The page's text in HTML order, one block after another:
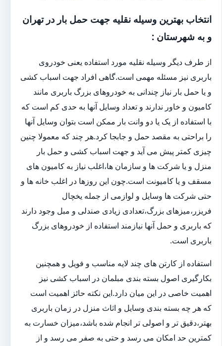
انتخاب بهترین وسیله نقلیه جهت حمل بار در تهران
و به شهرستان :
از طرف دیگر وسیله نقلیه مورد استفاده یعنی خودروی
باربری نیز مسئله مهمی است.گاهی افراد جهت اسباب کشی
و یا حمل بار نیاز چندانی به خودروهای بزرگ باربری مانند
کامیون و خاور ندارند و تعداد وسایل آنها به حدی کم است که
با استفاده از یک یا دو وانت بار ممکن است بتوان وسایل آنها
را براحتی به مقصد حمل و جابجا کرد.هر چند که معمولا چنین
چیزی کمتر پیش می آید و جهت اسباب کشی و حمل بار
منزل و یا شرکت ها و سازمان ها،اغلب نیاز به کامیون های
مسقف و یا کامیونت است.چون این روزها در اغلب خانه ها و
حتی شرکت ها وسایل و لوازمی از جمله یخچال
فریزر،میزهای بزرگ،تعدادی زیادی صندلی و مبل وجود دارند
که باربری و حمل آنها نیازمند استفاده از خودروهای بزرگ
باربری است.
استفاده از کارتن های چند لایه مناسب و فویل و همچنین
بکارگیری اصول بسته بندی مبلمان در اسباب کشی نیز
اهمیت خاصی در این میان دارد.این نکته حائز اهمیت است
که هر چه بسته بندی وسایل و اثاث منزل در زمان باربری
بهتر،دقیق تر و اصولی تر انجام شده باشد،میزان خسارت به
کمترین حد امکان می رسد و حتی به صفر می رسد و از